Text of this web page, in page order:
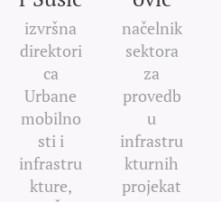
izvršna
direktori
ca
Urbane
mobilno
sti i
infrastru
kture,
načelnik
sektora
za
provedb
u
infrastru
kturnih
projekat